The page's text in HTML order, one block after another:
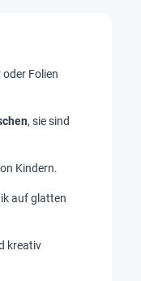
Folien
, sie sind
Kindern.
auf glatten
kreativ